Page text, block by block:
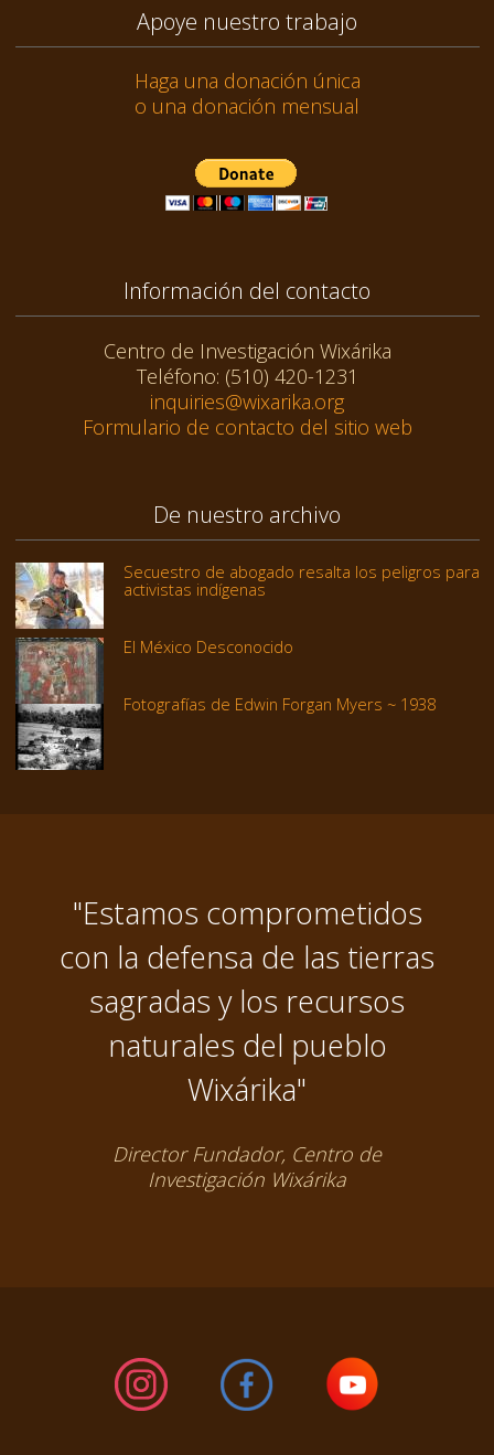
Apoye nuestro trabajo
Haga una donación única
o una donación mensual
Información del contacto
Centro de Investigación Wixárika
Teléfono: (510) 420-1231
inquiries@wixarika.org
Formulario de contacto del sitio web
De nuestro archivo
Secuestro de abogado resalta los peligros para
activistas indígenas
El México Desconocido
Fotografías de Edwin Forgan Myers ~ 1938
"Estamos comprometidos
con la defensa de las tierras
sagradas y los recursos
naturales del pueblo
Wixárika"
Director Fundador, Centro de
Investigación Wixárika